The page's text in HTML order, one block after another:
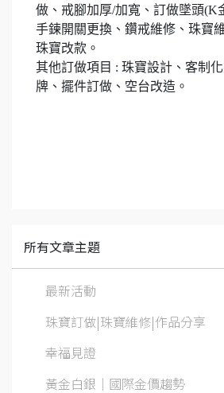
做、戒腳加厚/加寬、訂做墜頭(K
手鍊開關更換、鑽戒維修、珠寶
珠寶改款。
其他訂做項目 : 珠寶設計、客制
牌、擺件訂做、空台改造。
所有文章主題
最新活動
珠寶訂做|珠寶維修|作品分享
幸福見證
黃金白銀│國際金價趨勢